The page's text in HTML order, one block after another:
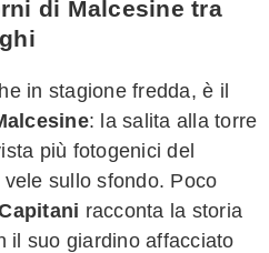
di Malcesine tra
in stagione fredda, è il
: la salita alla torre
più fotogenici del
sullo sfondo. Poco
racconta la storia
il suo giardino affacciato